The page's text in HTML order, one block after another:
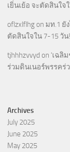
เยิ่นเย้อ จะตัดสินใจ
oflzxlflhg on มท.1 ยั
ตัดสินใจใน 7-15 วัน!
tjhhhzvvyd on ‘เฉลิ
ร่วมดินเนอร์พรรคร่
Archives
July 2025
June 2025
May 2025